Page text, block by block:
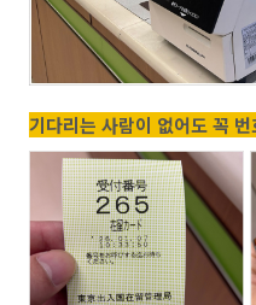
기다리는 사람이 없어도 꼭